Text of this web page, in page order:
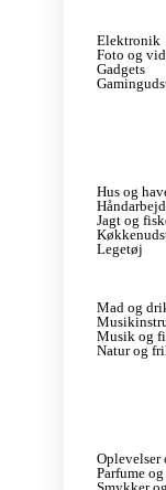
Elektronik
Foto og
Gadgets
Hus og
Jagt og
Legetøj
Mad og
Musik og
Natur og
Oplevelser
Parfume